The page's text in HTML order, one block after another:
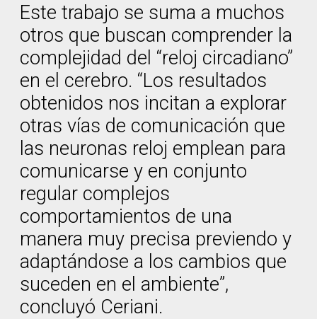
Este trabajo se suma a muchos
otros que buscan comprender la
complejidad del “reloj circadiano”
en el cerebro. “Los resultados
obtenidos nos incitan a explorar
otras vías de comunicación que
las neuronas reloj emplean para
comunicarse y en conjunto
regular complejos
comportamientos de una
manera muy precisa previendo y
adaptándose a los cambios que
suceden en el ambiente”,
concluyó Ceriani.